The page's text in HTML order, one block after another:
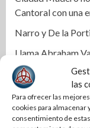
las
Para ofrecer las
cookies para almacenar
consentimiento de
Cantoral con una
Narro y De la
Llama Abraham
trabajadora del
Mónica Villarreal
al Centro
Activa IMSS